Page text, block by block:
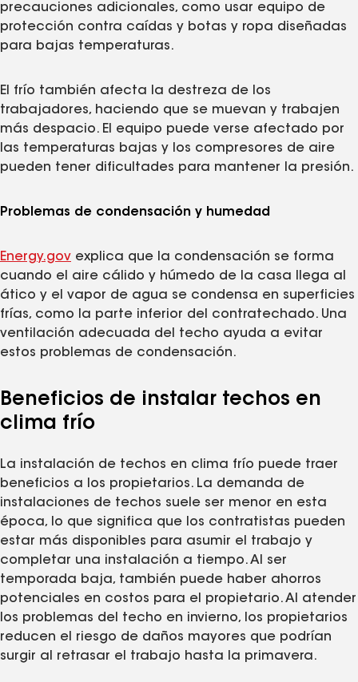
precauciones adicionales, como usar equipo de
protección contra caídas y botas y ropa diseñadas
para bajas temperaturas.
El frío también afecta la destreza de los
trabajadores, haciendo que se muevan y trabajen
más despacio. El equipo puede verse afectado por
las temperaturas bajas y los compresores de aire
pueden tener dificultades para mantener la presión.
Problemas de condensación y humedad
Energy.gov explica que la condensación se forma
cuando el aire cálido y húmedo de la casa llega al
ático y el vapor de agua se condensa en superficies
frías, como la parte inferior del contratechado. Una
ventilación adecuada del techo ayuda a evitar
estos problemas de condensación.
Beneficios de instalar techos en
clima frío
La instalación de techos en clima frío puede traer
beneficios a los propietarios. La demanda de
instalaciones de techos suele ser menor en esta
época, lo que significa que los contratistas pueden
estar más disponibles para asumir el trabajo y
completar una instalación a tiempo. Al ser
temporada baja, también puede haber ahorros
potenciales en costos para el propietario. Al atender
los problemas del techo en invierno, los propietarios
reducen el riesgo de daños mayores que podrían
surgir al retrasar el trabajo hasta la primavera.